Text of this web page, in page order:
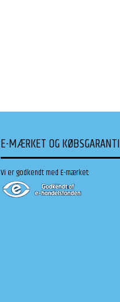
E-MÆRKET OG KØBSGARANTI
Vi er godkendt med E-mærket: